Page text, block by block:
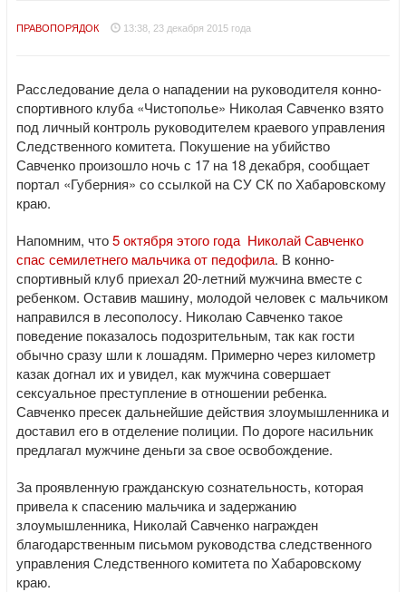
ПРАВОПОРЯДОК 13:38, 23 декабря 2015 года
Расследование дела о нападении на руководителя конно-
спортивного клуба «Чистополье» Николая Савченко взято
под личный контроль руководителем краевого управления
Следственного комитета. Покушение на убийство
Савченко произошло ночь с 17 на 18 декабря, сообщает
портал «Губерния» со ссылкой на СУ СК по Хабаровскому
краю.
Напомним, что5 октября этого года Николай Савченко
спас семилетнего мальчика от педофила. В конно-
спортивный клуб приехал 20-летний мужчина вместе с
ребенком. Оставив машину, молодой человек с мальчиком
направился в лесополосу. Николаю Савченко такое
поведение показалось подозрительным, так как гости
обычно сразу шли к лошадям. Примерно через километр
казак догнал их и увидел, как мужчина совершает
сексуальное преступление в отношении ребенка.
Савченко пресек дальнейшие действия злоумышленника и
доставил его в отделение полиции. По дороге насильник
предлагал мужчине деньги за свое освобождение.
За проявленную гражданскую сознательность, которая
привела к спасению мальчика и задержанию
злоумышленника, Николай Савченко награжден
благодарственным письмом руководства следственного
управления Следственного комитета по Хабаровскому
краю.